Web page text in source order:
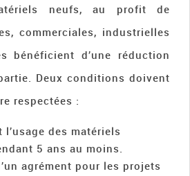
neufs, au profit de
commerciales, industrielles
bénéficient d’une réduction
Deux conditions doivent
respectées :
des matériels
5 ans au moins.
agrément pour les projets